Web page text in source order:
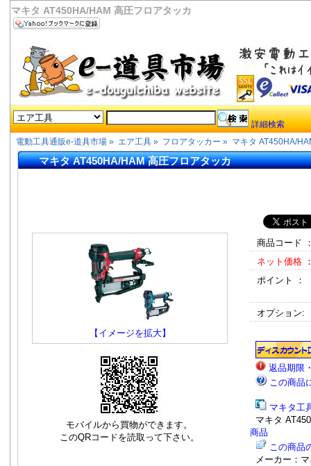
マキタ AT450HA/HAM 高圧フロアタッカ
詳細検索
電動工具通販e-道具市場 » エア工具 » フロアタッカー » マキタ AT450HA/
マキタ AT450HA/HAM 高圧フロアタッカ
【イメージを拡大】
モバイルから買物ができます。
このQRコードを読取って下さい。
商品コード
ネット価格
ポイント ：
オプション:
返品期限
この商品
マキタ工
マキタ
商品
この商品
メーカー：